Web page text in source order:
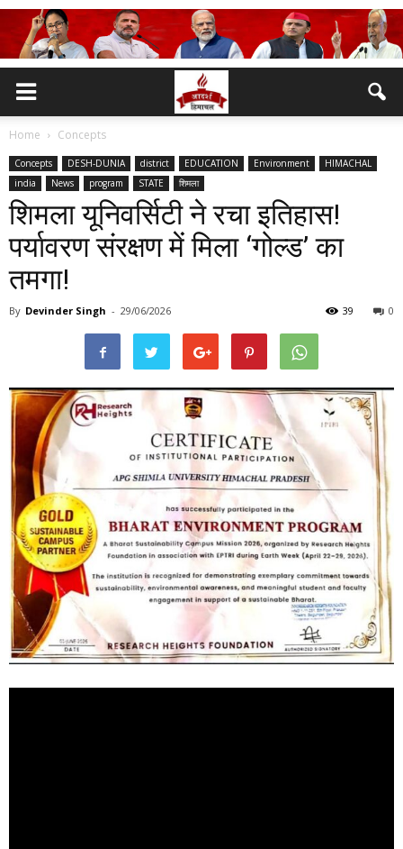
Home Concepts
Concepts DESH-DUNIA district EDUCATION Environment
HIMACHAL
india
News program STATE शिमला
शिमला यूनिवर्सिटी ने रचा इतिहास!
पर्यावरण संरक्षण में मिला ‘गोल्ड’ का
तमगा!
By Devinder Singh - 29/06/2026 0
39